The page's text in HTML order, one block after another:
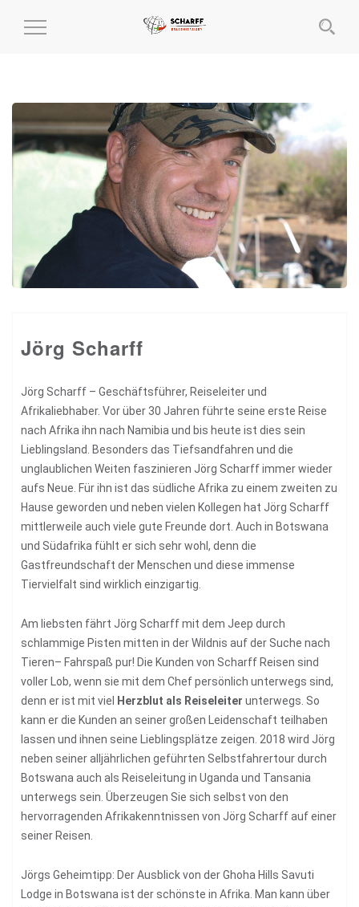
MENÜ
Jörg Scharff
Jörg Scharff – Geschäftsführer, Reiseleiter und
Afrikaliebhaber. Vor über 30 Jahren führte seine erste Reise
nach Afrika ihn nach Namibia und bis heute ist dies sein
Lieblingsland. Besonders das Tiefsandfahren und die
unglaublichen Weiten faszinieren Jörg Scharff immer wieder
aufs Neue. Für ihn ist das südliche Afrika zu einem zweiten zu
Hause geworden und neben vielen Kollegen hat Jörg Scharff
mittlerweile auch viele gute Freunde dort. Auch in Botswana
und Südafrika fühlt er sich sehr wohl, denn die
Gastfreundschaft der Menschen und diese immense
Tiervielfalt sind wirklich einzigartig.
Am liebsten fährt Jörg Scharff mit dem Jeep durch
schlammige Pisten mitten in der Wildnis auf der Suche nach
Tieren– Fahrspaß pur! Die Kunden von Scharff Reisen sind
voller Lob, wenn sie mit dem Chef persönlich unterwegs sind,
denn er ist mit viel
Herzblut als Reiseleiter unterwegs. So
kann er die Kunden an seiner großen Leidenschaft teilhaben
lassen und ihnen seine Lieblingsplätze zeigen. 2018 wird Jörg
neben seiner alljährlichen geführten Selbstfahrertour durch
Botswana auch als Reiseleitung in Uganda und Tansania
unterwegs sein. Überzeugen Sie sich selbst von den
hervorragenden Afrikakenntnissen von Jörg Scharff auf einer
seiner Reisen.
Jörgs Geheimtipp: Der Ausblick von der Ghoha Hills Savuti
Lodge in Botswana ist der schönste in Afrika. Man kann über